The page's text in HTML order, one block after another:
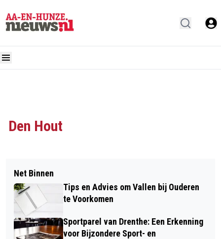
Den Hout
Net Binnen
Tips en Advies om Vallen bij Ouderen
te Voorkomen
Sportparel van Drenthe: Een Erkenning
voor Bijzondere Sport- en